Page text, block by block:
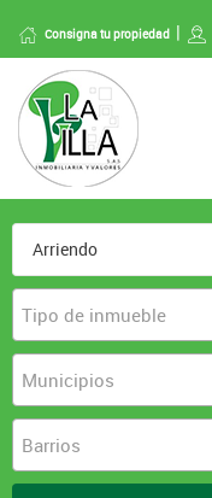
Consigna tu propiedad
Tipo de inmueble
Municipios
Barrios